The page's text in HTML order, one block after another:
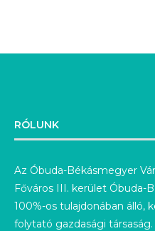
RÓLUNK
Az Óbuda-Békásmegyer
Főváros III. kerület Óbuda-
100%-os tulajdonában álló,
folytató gazdasági